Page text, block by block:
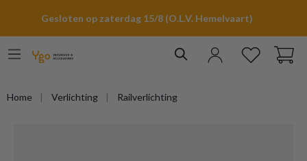
Gesloten op zaterdag 15/8 (O.L.V. Hemelvaart)
Home Verlichting Railverlichting